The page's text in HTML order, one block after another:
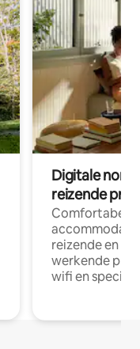
Digitale
reizende
Comfortabele
reizende en
werkende
wifi en